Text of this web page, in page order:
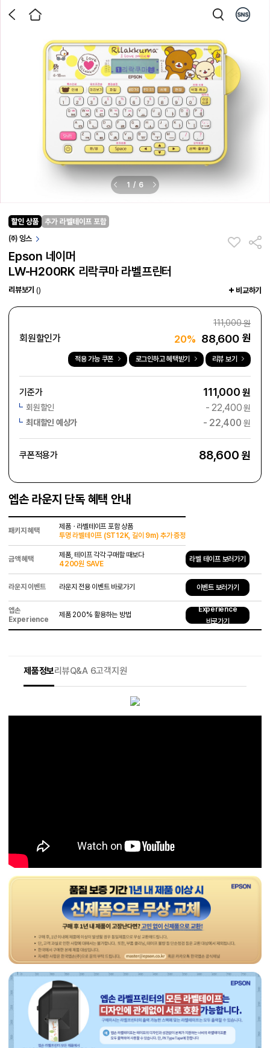
1 / 6
㈜ 잉스
Epson 네이머
LW-H200RK 리락쿠마 라벨프린터
리뷰보기 () 비교하기
111,000원
회원할인가 20% 88,600 원
적용 가능 쿠폰 로그인하고 혜택받기 리뷰 보기
기준가 111,000원
회원할인 - 22,400원
최대할인 예상가
- 22,400 원
쿠폰적용가 88,600원
엡손 라운지 단독 혜택 안내
패키지 혜택
제품ㆍ라벨테이프 포함 상품
투명 라벨테이프 (ST12K, 길이 9m) 추가 증정
금액 혜택
제품, 테이프 각각 구매할 때보다
4200원 SAVE
라벨 테이프 보러가기
라운지 이벤트 라운지 전용 이벤트 바로가기 이벤트 보러가기
엡손
Experience
제품 200% 활용하는 방법
Experience
바로가기
제품정보리뷰Q&A 6고객지원